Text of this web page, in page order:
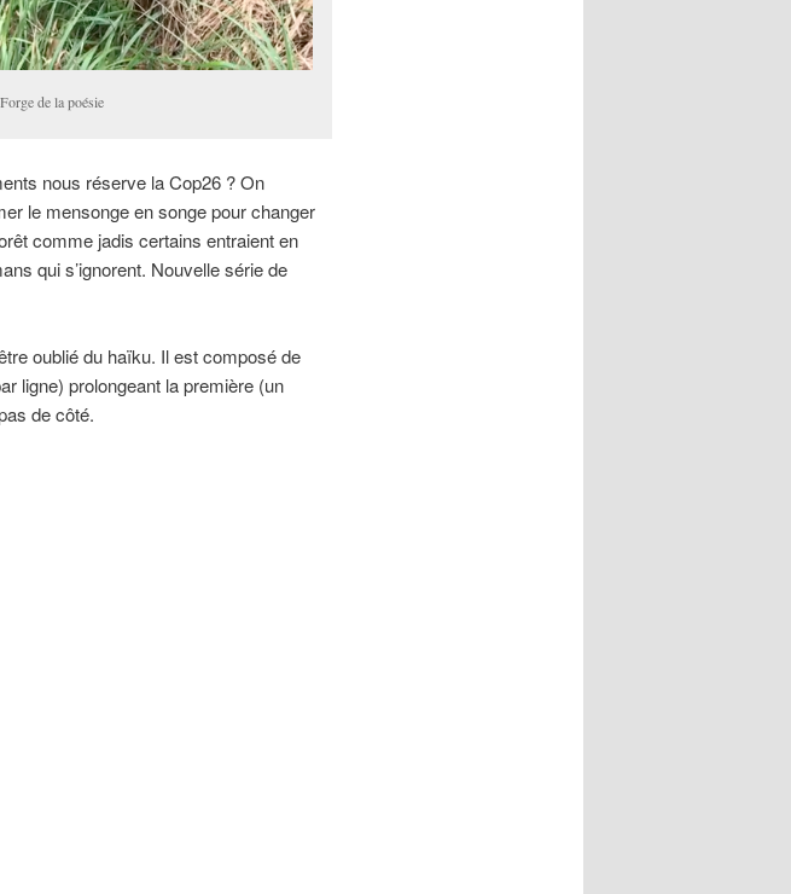
de la poésie
nous réserve la Cop26 ? On
le mensonge en songe pour changer
comme jadis certains entraient en
qui s’ignorent. Nouvelle série de
oublié du haïku. Il est composé de
ligne) prolongeant la première (un
de côté.